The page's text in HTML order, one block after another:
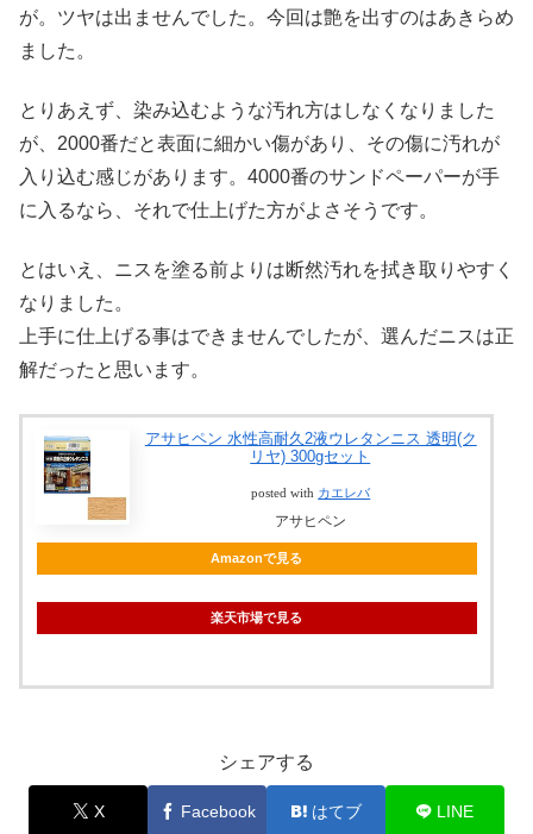
が。ツヤは出ませんでした。今回は艶を出すのはあきらめ
ました。
とりあえず、染み込むような汚れ方はしなくなりました
が、2000番だと表面に細かい傷があり、その傷に汚れが
入り込む感じがあります。4000番のサンドペーパーが手
に入るなら、それで仕上げた方がよさそうです。
とはいえ、ニスを塗る前よりは断然汚れを拭き取りやすく
なりました。
上手に仕上げる事はできませんでしたが、選んだニスは正
解だったと思います。
アサヒペン 水性高耐久2液ウレタンニス 透明(ク
リヤ) 300gセット
posted with カエレバ
アサヒペン
Amazonで見る
楽天市場で見る
シェアする
X Facebook はてブ LINE